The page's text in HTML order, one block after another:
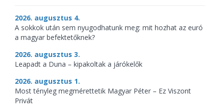
2026. augusztus 4.
A sokkok után sem nyugodhatunk meg: mit hozhat az euró
a magyar befektetőknek?
2026. augusztus 3.
Leapadt a Duna – kipakoltak a járókelők
2026. augusztus 1.
Most tényleg megmérettetik Magyar Péter – Ez Viszont
Privát